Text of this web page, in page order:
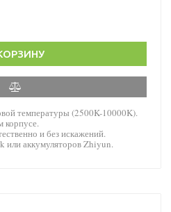
температуры (2500K-10000K).
корпусе.
и без искажений.
или аккумуляторов Zhiyun.